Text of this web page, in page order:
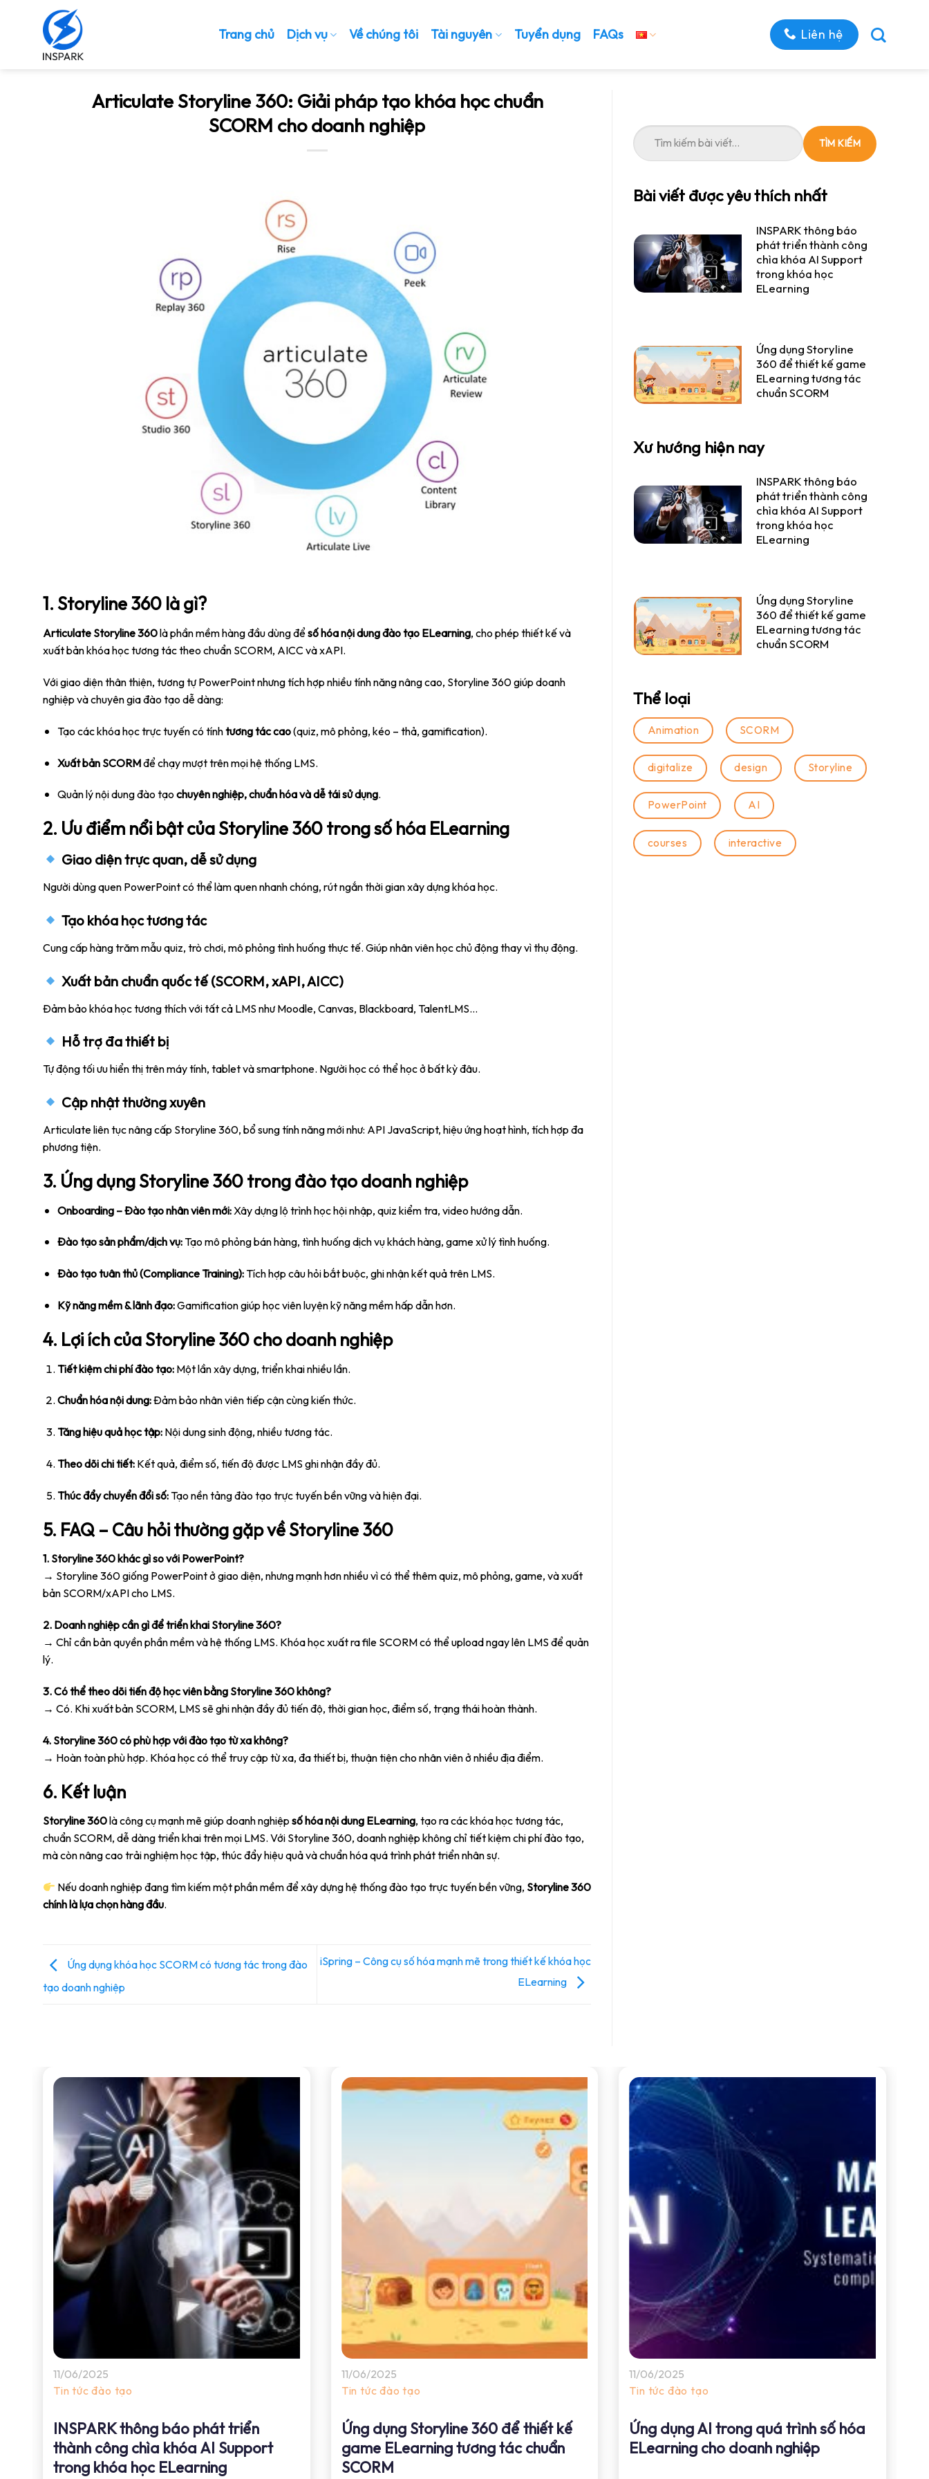
Trang chủ Dịch vụ Về chúng tôi Tài nguyên Tuyển dụng FAQs Liên hệ
Articulate Storyline 360: Giải pháp tạo khóa học chuẩn
SCORM cho doanh nghiệp
1. Storyline 360 là gì?
Articulate Storyline 360là phần mềm hàng đầu dùng đểsố hóa nội dung đào tạo ELearning, cho phép thiết kế và
xuất bản khóa học tương tác theo chuẩn SCORM, AICC và xAPI.
Với giao diện thân thiện, tương tự PowerPoint nhưng tích hợp nhiều tính năng nâng cao, Storyline 360 giúp doanh
nghiệp và chuyên gia đào tạo dễ dàng:
Tạo các khóa học trực tuyến có tínhtương tác cao(quiz, mô phỏng, kéo – thả, gamification).
Xuất bản SCORMđể chạy mượt trên mọi hệ thống LMS.
Quản lý nội dung đào tạochuyên nghiệp, chuẩn hóa và dễ tái sử dụng.
2. Ưu điểm nổi bật của Storyline 360 trong số hóa ELearning
Giao diện trực quan, dễ sử dụng
Người dùng quen PowerPoint có thể làm quen nhanh chóng, rút ngắn thời gian xây dựng khóa học.
Tạo khóa học tương tác
Cung cấp hàng trăm mẫu quiz, trò chơi, mô phỏng tình huống thực tế. Giúp nhân viên học chủ động thay vì thụ động.
Xuất bản chuẩn quốc tế (SCORM, xAPI, AICC)
Đảm bảo khóa học tương thích với tất cả LMS như Moodle, Canvas, Blackboard, TalentLMS…
Hỗ trợ đa thiết bị
Tự động tối ưu hiển thị trên máy tính, tablet và smartphone. Người học có thể học ở bất kỳ đâu.
Cập nhật thường xuyên
Articulate liên tục nâng cấp Storyline 360, bổ sung tính năng mới như: API JavaScript, hiệu ứng hoạt hình, tích hợp đa
phương tiện.
3. Ứng dụng Storyline 360 trong đào tạo doanh nghiệp
Onboarding – Đào tạo nhân viên mới:Xây dựng lộ trình học hội nhập, quiz kiểm tra, video hướng dẫn.
Đào tạo sản phẩm/dịch vụ:Tạo mô phỏng bán hàng, tình huống dịch vụ khách hàng, game xử lý tình huống.
Đào tạo tuân thủ (Compliance Training):Tích hợp câu hỏi bắt buộc, ghi nhận kết quả trên LMS.
Kỹ năng mềm & lãnh đạo:Gamification giúp học viên luyện kỹ năng mềm hấp dẫn hơn.
4. Lợi ích của Storyline 360 cho doanh nghiệp
Tiết kiệm chi phí đào tạo:Một lần xây dựng, triển khai nhiều lần.
Chuẩn hóa nội dung:Đảm bảo nhân viên tiếp cận cùng kiến thức.
Tăng hiệu quả học tập:Nội dung sinh động, nhiều tương tác.
Theo dõi chi tiết:Kết quả, điểm số, tiến độ được LMS ghi nhận đầy đủ.
Thúc đẩy chuyển đổi số:Tạo nền tảng đào tạo trực tuyến bền vững và hiện đại.
5. FAQ – Câu hỏi thường gặp về Storyline 360
1. Storyline 360 khác gì so với PowerPoint?
→ Storyline 360 giống PowerPoint ở giao diện, nhưng mạnh hơn nhiều vì có thể thêm quiz, mô phỏng, game, và xuất
bản SCORM/xAPI cho LMS.
2. Doanh nghiệp cần gì để triển khai Storyline 360?
→ Chỉ cần bản quyền phần mềm và hệ thống LMS. Khóa học xuất ra file SCORM có thể upload ngay lên LMS để quản
lý.
3. Có thể theo dõi tiến độ học viên bằng Storyline 360 không?
→ Có. Khi xuất bản SCORM, LMS sẽ ghi nhận đầy đủ tiến độ, thời gian học, điểm số, trạng thái hoàn thành.
4. Storyline 360 có phù hợp với đào tạo từ xa không?
→ Hoàn toàn phù hợp. Khóa học có thể truy cập từ xa, đa thiết bị, thuận tiện cho nhân viên ở nhiều địa điểm.
6. Kết luận
Storyline 360là công cụ mạnh mẽ giúp doanh nghiệpsố hóa nội dung ELearning, tạo ra các khóa học tương tác,
chuẩn SCORM, dễ dàng triển khai trên mọi LMS. Với Storyline 360, doanh nghiệp không chỉ tiết kiệm chi phí đào tạo,
mà còn nâng cao trải nghiệm học tập, thúc đẩy hiệu quả và chuẩn hóa quá trình phát triển nhân sự.
Nếu doanh nghiệp đang tìm kiếm một phần mềm để xây dựng hệ thống đào tạo trực tuyến bền vững, Storyline 360
chính là lựa chọn hàng đầu.
Ứng dụng khóa học SCORM có tương tác trong đào
tạo doanh nghiệp
iSpring – Công cụ số hóa mạnh mẽ trong thiết kế khóa học
ELearning
TÌM KIẾM
Bài viết được yêu thích nhất
INSPARK thông báo
phát triển thành công
chìa khóa AI Support
trong khóa học
ELearning
Ứng dụng Storyline
360 để thiết kế game
ELearning tương tác
chuẩn SCORM
Xư hướng hiện nay
INSPARK thông báo
phát triển thành công
chìa khóa AI Support
trong khóa học
ELearning
Ứng dụng Storyline
360 để thiết kế game
ELearning tương tác
chuẩn SCORM
Thể loại
Animation SCORM
digitalize design Storyline
PowerPoint AI
courses interactive
11/06/2025
Tin tức đào tạo
INSPARK thông báo phát triển
thành công chìa khóa AI Support
trong khóa học ELearning
11/06/2025
Tin tức đào tạo
Ứng dụng Storyline 360 để thiết kế
game ELearning tương tác chuẩn
SCORM
11/06/2025
Tin tức đào tạo
Ứng dụng AI trong quá trình số hóa
ELearning cho doanh nghiệp